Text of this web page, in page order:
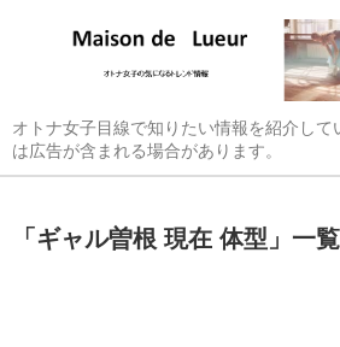
オトナ女子目線で知りたい情報を紹介し
は広告が含まれる場合があります。
「 ギャル曽根 現在 体型 」 一覧